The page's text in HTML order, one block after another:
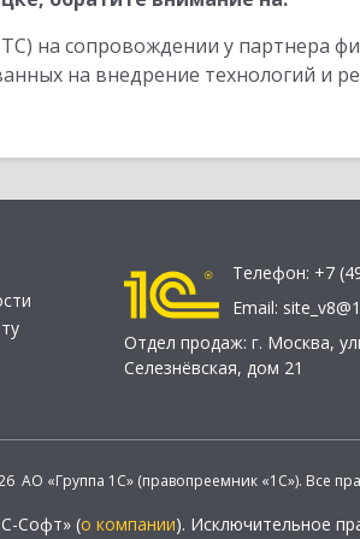
на сопровождении у партнера
на внедрение технологий и
Телефон: +7
Email:
Отдел продаж: г. Москва,
Селезнёвская, дом 21
АО «Группа 1С» (правопреемник «1С»). Все
Софт» (о компании). Исключительное